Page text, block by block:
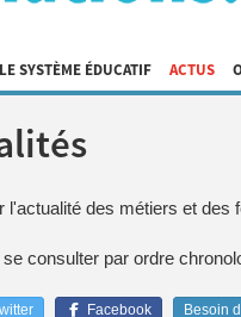
LE SYSTÈME ÉDUCATIF ACTUS
l'actualité des métiers et des
consulter par ordre
Facebook Besoin